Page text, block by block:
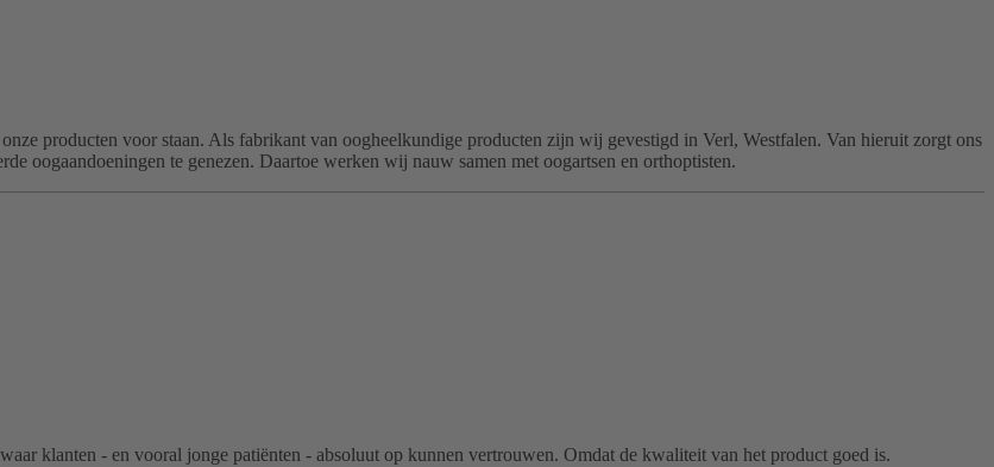
producten voor staan. Als fabrikant van oogheelkundige producten zijn wij gevestigd in Verl, Westfalen. Van hieruit zorgt ons
oogaandoeningen te genezen. Daartoe werken wij nauw samen met oogartsen en orthoptisten.
klanten - en vooral jonge patiënten - absoluut op kunnen vertrouwen. Omdat de kwaliteit van het product goed is.